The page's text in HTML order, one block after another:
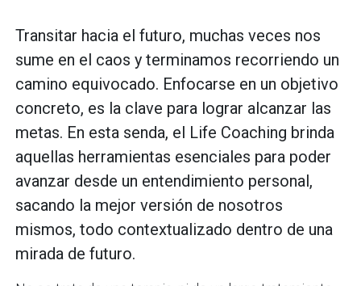
Transitar hacia el futuro, muchas veces nos
sume en el caos y terminamos recorriendo un
camino equivocado. Enfocarse en un objetivo
concreto, es la clave para lograr alcanzar las
metas. En esta senda, el Life Coaching brinda
aquellas herramientas esenciales para poder
avanzar desde un entendimiento personal,
sacando la mejor versión de nosotros
mismos, todo contextualizado dentro de una
mirada de futuro.